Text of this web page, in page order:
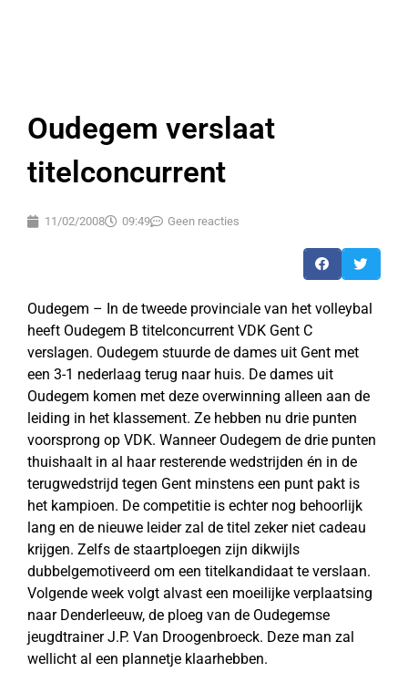
Oudegem verslaat
titelconcurrent
11/02/2008 09:49 Geen reacties
Oudegem – In de tweede provinciale van het volleybal
heeft Oudegem B titelconcurrent VDK Gent C
verslagen. Oudegem stuurde de dames uit Gent met
een 3-1 nederlaag terug naar huis. De dames uit
Oudegem komen met deze overwinning alleen aan de
leiding in het klassement. Ze hebben nu drie punten
voorsprong op VDK. Wanneer Oudegem de drie punten
thuishaalt in al haar resterende wedstrijden én in de
terugwedstrijd tegen Gent minstens een punt pakt is
het kampioen. De competitie is echter nog behoorlijk
lang en de nieuwe leider zal de titel zeker niet cadeau
krijgen. Zelfs de staartploegen zijn dikwijls
dubbelgemotiveerd om een titelkandidaat te verslaan.
Volgende week volgt alvast een moeilijke verplaatsing
naar Denderleeuw, de ploeg van de Oudegemse
jeugdtrainer J.P. Van Droogenbroeck. Deze man zal
wellicht al een plannetje klaarhebben.